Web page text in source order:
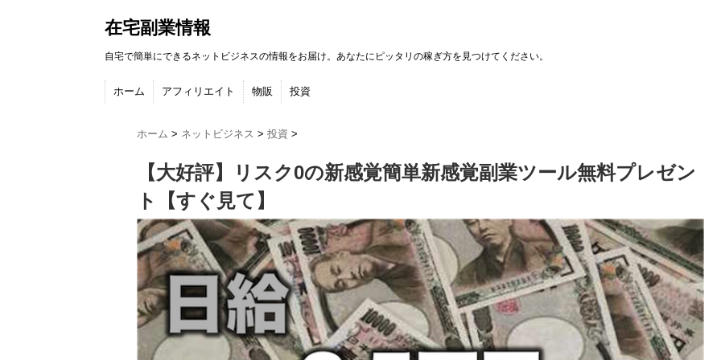
在宅副業情報
自宅で簡単にできるネットビジネスの情報をお届け。あなたにピッタリの稼ぎ方を見つけてください。
ホーム アフィリエイト 物販 投資
ホーム > ネットビジネス > 投資 >
【大好評】リスク0の新感覚簡単新感覚副業ツール無料プレゼン
ト【すぐ見て】